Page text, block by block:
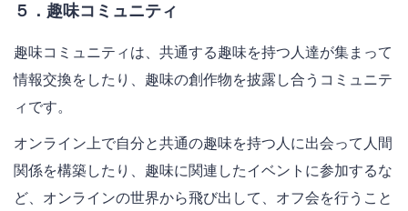
５．趣味コミュニティ
趣味コミュニティは、共通する趣味を持つ人達が集まって
情報交換をしたり、趣味の創作物を披露し合うコミュニテ
ィです。
オンライン上で自分と共通の趣味を持つ人に出会って人間
関係を構築したり、趣味に関連したイベントに参加するな
ど、オンラインの世界から飛び出して、オフ会を行うこと